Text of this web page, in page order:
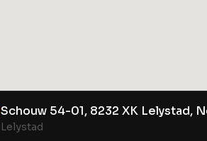
Schouw 54-01, 8232 XK Lelystad,
Lelystad